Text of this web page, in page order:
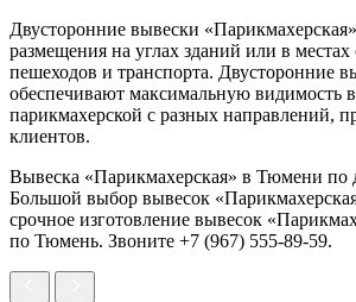
Двусторонние вывески
размещения на углах зданий или в
пешеходов и транспорта. Двусторонние
обеспечивают максимальную видимость
парикмахерской с разных направлений,
клиентов.
Вывеска «Парикмахерская» в Тюмени по
Большой выбор вывесок
срочное изготовление вывесок
по Тюмень. Звоните +7 (967) 555-89-59.